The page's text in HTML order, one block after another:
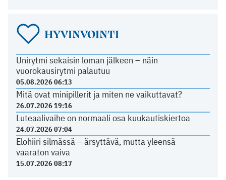
HYVINVOINTI
Unirytmi sekaisin loman jälkeen – näin
vuorokausirytmi palautuu
05.08.2026 06:13
Mitä ovat minipillerit ja miten ne vaikuttavat?
26.07.2026 19:16
Luteaalivaihe on normaali osa kuukautiskiertoa
24.07.2026 07:04
Elohiiri silmässä – ärsyttävä, mutta yleensä
vaaraton vaiva
15.07.2026 08:17